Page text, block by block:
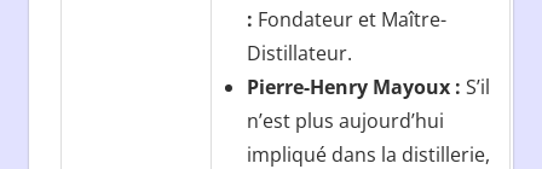
: Fondateur et Maître-
Distillateur.
Pierre-Henry Mayoux :S’il
n’est plus aujourd’hui
impliqué dans la distillerie,